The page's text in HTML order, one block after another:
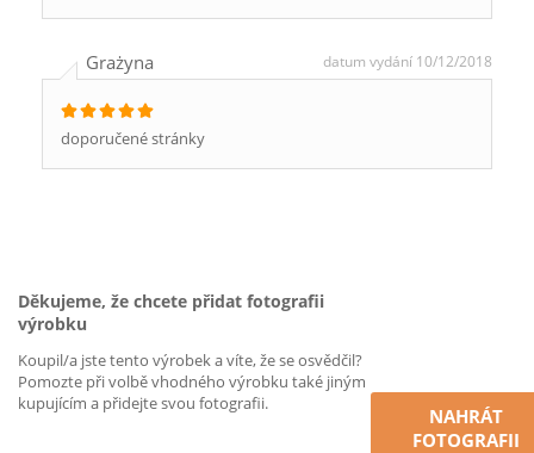
Grażyna datum vydání 10/12/2018
doporučené stránky
Děkujeme, že chcete přidat fotografii
výrobku
Koupil/a jste tento výrobek a víte, že se osvědčil?
Pomozte při volbě vhodného výrobku také jiným
kupujícím a přidejte svou fotografii.
NAHRÁT
FOTOGRAFII